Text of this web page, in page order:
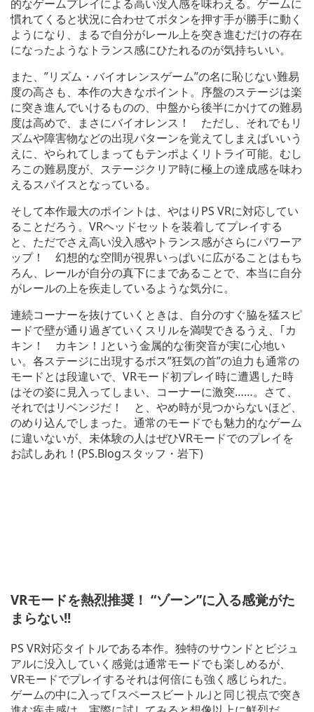
的なゲームプレイによる高い没入感を味わえる。ゲームに
慣れてくると状況に合わせてボタンを押す手が勝手に動く
ようになり、まるで自分がレール上を突き進むだけの存在
になったようなトランス感にひたれるのが気持ちいい。
また、”リズム・バイオレンスゲーム”の名に恥じない難易
度の高さも、本作の大きなポイント。序盤のステージは楽
に突き進んでいけるものの、中盤から後半にかけての難易
度は高めで、まさにバイオレンス！ ただし、それでもリ
ズムや障害物などの出現パターンを覚えてしまえばいいう
えに、やられてしまってもテンポよくリトライ可能。むし
ろこの難易度が、ステージクリア時に極上の達成感を味わ
えるスパイスとなっている。
そして本作最大のポイントは、やはりPS VRに対応してい
ることだろう。VRヘッドセットを装着してプレイする
と、ただでさえ高い没入感やトランス感がさらにパワーア
ップ！ 幻想的な空間が視界いっぱいに広がることはもち
ろん、レールが自分の真下にまであることで、本当に自分
がレールの上を疾走しているような気分に。
連続コーナーを抜けていくときは、自分のすぐ脇を猛スピ
ードで壁が通り過ぎていくスリルを満喫できるうえ、｢カ
キン！ カキン！｣という金属的な衝突音が実に心地い
い。各ステージに出現するボス”狂気の首”の迫力も通常の
モードとは段違いで、VRモード初プレイ時に遭遇した時
はその姿に見入ってしまい、コーナーに激突……。さて、
それではリベンジだ！ と、やめ時が見つからないほど、
のめり込んでしまった。通常のモードでも魅力的なゲーム
に違いないが、未体験の人はぜひVRモードでのプレイを
お試しあれ！(PS.Blogスタッフ・岩下)
VRモードを熱烈推奨！ “ゾーン”に入る感覚がた
まらない!!
PS VR対応タイトルである本作。独特のサウンドとビジュ
アルに没入していく感覚は通常モードでも楽しめるが、
VRモードでプレイするそれは何倍にも強く感じられた。
ゲームの中に入って｢スペースビートル｣と同じ視点で突き